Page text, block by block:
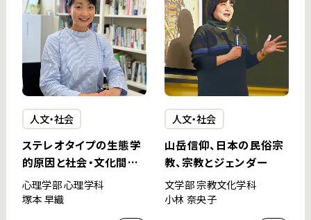
人文・社会
ステレオタイプの生態学
的原因と社会・文化間共
有
心理学部 心理学科
塚本 早織
人文・社会
山岳信仰、日本の民俗宗
教、宗教とジェンダー
文学部 宗教文化学科
小林 奈央子